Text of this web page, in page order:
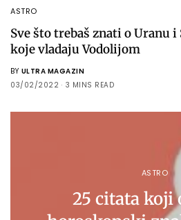
ASTRO
Sve što trebaš znati o Uranu
koje vladaju Vodolijom
BY ULTRA MAGAZIN
03/02/2022
3 MINS READ
ASTRO
25 citata koji